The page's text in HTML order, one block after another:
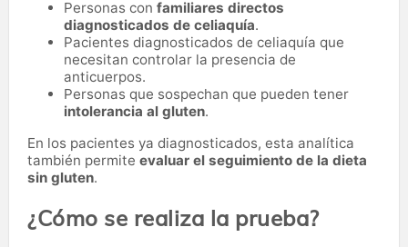
Personas con familiares directos
diagnosticados de celiaquía.
Pacientes diagnosticados de celiaquía que
necesitan controlar la presencia de
anticuerpos.
Personas que sospechan que pueden tener
intolerancia al gluten.
En los pacientes ya diagnosticados, esta analítica
también permite evaluar el seguimiento de la dieta
sin gluten.
¿Cómo se realiza la prueba?